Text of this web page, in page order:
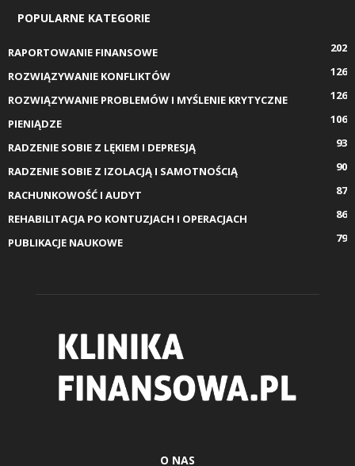
POPULARNE KATEGORIE
RAPORTOWANIE FINANSOWE
202
ROZWIĄZYWANIE KONFLIKTÓW
126
ROZWIĄZYWANIE PROBLEMÓW I MYŚLENIE KRYTYCZNE
126
PIENIĄDZE
106
RADZENIE SOBIE Z LĘKIEM I DEPRESJĄ
93
RADZENIE SOBIE Z IZOLACJĄ I SAMOTNOŚCIĄ
90
RACHUNKOWOŚĆ I AUDYT
87
REHABILITACJA PO KONTUZJACH I OPERACJACH
86
PUBLIKACJE NAUKOWE
79
O NAS